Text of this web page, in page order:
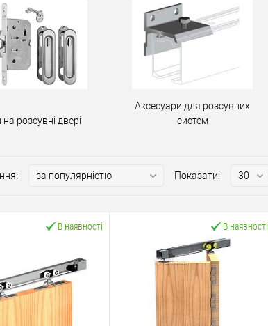
розсувні двері
Аксесуари для розсувних
систем
Показати:
В наявності В наявності